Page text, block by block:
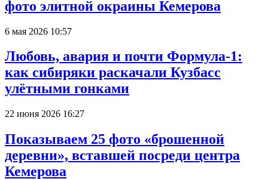
фото элитной окраины Кемерова
6 мая 2026 10:57
Любовь, авария и почти Формула-1:
как сибиряки раскачали Кузбасс
улётными гонками
22 июня 2026 16:27
Показываем 25 фото «брошенной
деревни», вставшей посреди центра
Кемерова